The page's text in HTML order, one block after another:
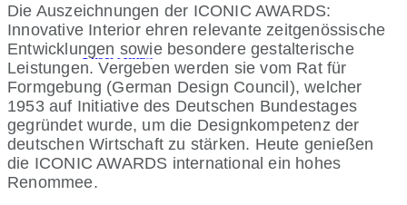
Unser Alltag
Für Bewerberinnen und Bewerber
Die Auszeichnungen der ICONIC AWARDS:
Innovative Interior ehren relevante zeitgenössische
Entwicklungen sowie besondere gestalterische
Leistungen. Vergeben werden sie vom Rat für
Formgebung (German Design Council), welcher
1953 auf Initiative des Deutschen Bundestages
gegründet wurde, um die Designkompetenz der
deutschen Wirtschaft zu stärken. Heute genießen
die ICONIC AWARDS international ein hohes
Renommee.